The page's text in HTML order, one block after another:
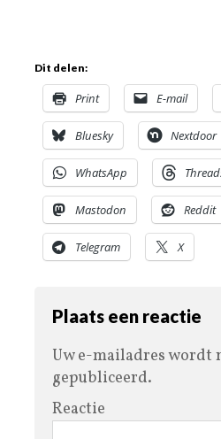
Dit delen:
Print E-mail
Bluesky Nextdoor
WhatsApp
Mastodon Reddit
Telegram X
Plaats een reactie
Uw e-mailadres wordt
gepubliceerd.
Reactie